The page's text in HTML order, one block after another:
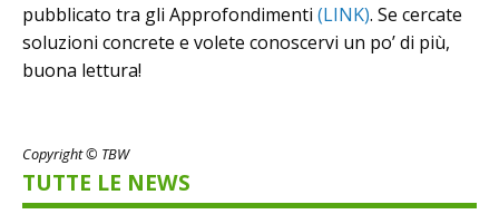
pubblicato tra gli Approfondimenti (LINK). Se cercate
soluzioni concrete e volete conoscervi un po’ di più,
buona lettura!
Copyright © TBW
TUTTE LE NEWS